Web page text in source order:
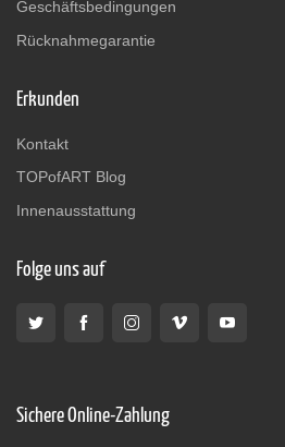
Geschäftsbedingungen
Rücknahmegarantie
Erkunden
Kontakt
TOPofART Blog
Innenausstattung
Folge uns auf
Sichere Online-Zahlung